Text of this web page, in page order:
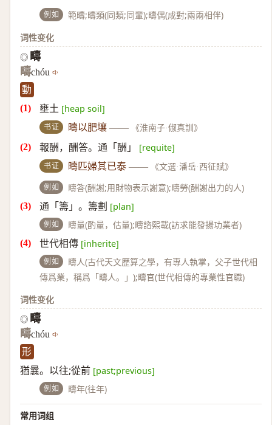
例如
範疇;疇類(同類;同輩);疇偶(成對;兩兩相伴)
词性变化
◎ 疇
疇chóu
動
壅土 [heap soil]
书证 疇以肥壤 —— 《淮南子·俶真訓》
報酬，酬答。通「酬」 [requite]
书证 疇匹婦其已泰 —— 《文選·潘岳·西征賦》
例如 疇答(酬謝;用財物表示謝意);疇勞(酬謝出力的人)
通「籌」。籌劃 [plan]
例如 疇量(酌量，估量);疇諮熙載(訪求能發揚功業者)
世代相傳 [inherite]
例如
疇人(古代天文歷算之學，有專人執掌，父子世代相
傳爲業，稱爲「疇人。」);疇官(世代相傳的專業性官職)
词性变化
◎ 疇
疇chóu
形
猶曩。以往;從前 [past;previous]
例如 疇年(往年)
常用词组